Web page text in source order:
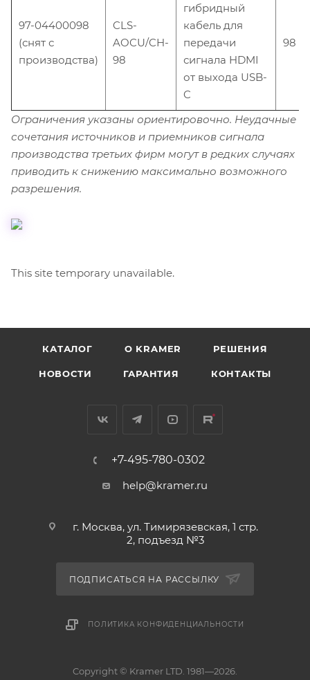
97-04400098
(снят с
производства)
CLS-
AOCU/CH-
98
гибридный
кабель для
передачи
сигнала HDMI
от выхода USB-
C
98
Ограничения указаны ориентировочно. Неудачные
сочетания источников и приемников сигнала
производства третьих фирм могут в редких случаях
приводить к снижению максимально возможного
разрешения.
This site temporary unavailable.
КАТАЛОГ O KRAMER РЕШЕНИЯ
НОВОСТИ ГАРАНТИЯ КОНТАКТЫ
+7-495-780-0302
help@kramer.ru
г. Москва, ул. Тимирязевская, 1 стр.
2, подъезд №3
ПОДПИСАТЬСЯ НА РАССЫЛКУ
ПОЛИТИКА КОНФИДЕНЦИАЛЬНОСТИ
Copyright © Kramer LTD. 1981—2026.